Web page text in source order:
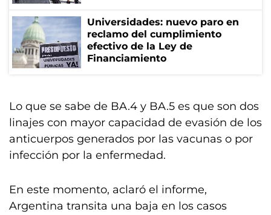
Universidades: nuevo paro en
reclamo del cumplimiento
efectivo de la Ley de
Financiamiento
Lo que se sabe de BA.4 y BA.5 es que son dos
linajes con mayor capacidad de evasión de los
anticuerpos generados por las vacunas o por
infección por la enfermedad.
En este momento, aclaró el informe,
Argentina transita una baja en los casos